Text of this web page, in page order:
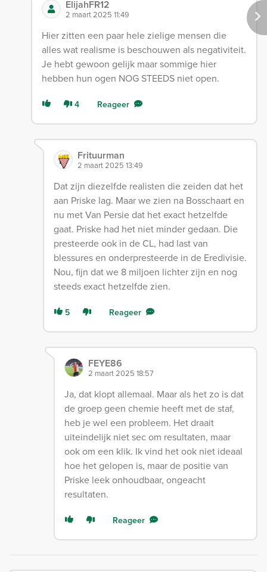
ElijahFR12
2 maart 2025 11:49
Hier zitten een paar hele zielige mensen die
alles wat realisme is beschouwen als negativiteit.
Je hebt gewoon gelijk maar sommige hier
hebben hun ogen NOG STEEDS niet open.
4 Reageer
Frituurman
2 maart 2025 13:49
Dat zijn diezelfde realisten die zeiden dat het
aan Priske lag. Maar we zien na Bosschaart en
nu met Van Persie dat het exact hetzelfde
gaat. Priske had het niet minder gedaan. Die
presteerde ook in de CL, had last van
blessures en onderpresteerde in de Eredivisie.
Nou, fijn dat we 8 miljoen lichter zijn en nog
steeds exact hetzelfde zien.
5 Reageer
FEYE86
2 maart 2025 18:57
Ja, dat klopt allemaal. Maar als het zo is dat
de groep geen chemie heeft met de staf,
heb je wel een probleem. Het draait
uiteindelijk niet sec om resultaten, maar
ook om een klik. Ik vind het ook niet ideaal
hoe het gelopen is, maar de positie van
Priske leek onhoudbaar, ongeacht
resultaten.
Reageer